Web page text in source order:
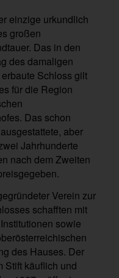
einzige urkundlich
großen
Das in den
des damaligen
Schloss gilt
für die Region
Das schon
aber
Jahrhunderte
nach dem Zweiten
Verein zur
schafften mit
sowie
des Hauses. Der
Stift käuflich und